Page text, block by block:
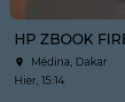
Médina, Dakar
Hier, 15:14